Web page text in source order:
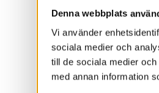
Denna webbplats
Vi använder
sociala medier och
till de sociala medier
med annan information